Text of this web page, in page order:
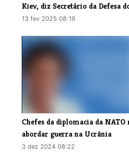
Kiev, diz Secretário da Defesa
13 fev 2025 08:19
Chefes da diplomacia da NATO
abordar guerra na Ucrânia
3 dez 2024 08:22